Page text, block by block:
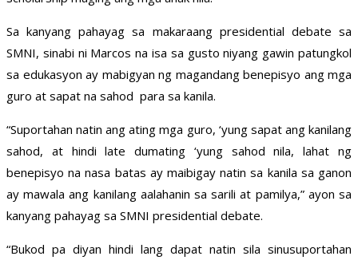
Sa kanyang pahayag sa makaraang presidential debate sa
SMNI, sinabi ni Marcos na isa sa gusto niyang gawin patungkol
sa edukasyon ay mabigyan ng magandang benepisyo ang mga
guro at sapat na sahod para sa kanila.
“Suportahan natin ang ating mga guro, ‘yung sapat ang kanilang
sahod, at hindi late dumating ‘yung sahod nila, lahat ng
benepisyo na nasa batas ay maibigay natin sa kanila sa ganon
ay mawala ang kanilang aalahanin sa sarili at pamilya,” ayon sa
kanyang pahayag sa SMNI presidential debate.
“Bukod pa diyan hindi lang dapat natin sila sinusuportahan